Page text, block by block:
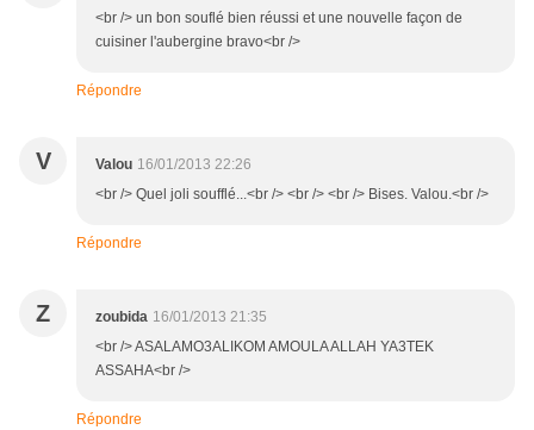
<br /> un bon souflé bien réussi et une nouvelle façon de
cuisiner l'aubergine bravo<br />
Répondre
V Valou 16/01/2013 22:26
<br /> Quel joli soufflé...<br /> <br /> <br /> Bises. Valou.<br />
Répondre
Z zoubida 16/01/2013 21:35
<br /> ASALAMO3ALIKOM AMOULA ALLAH YA3TEK
ASSAHA<br />
Répondre